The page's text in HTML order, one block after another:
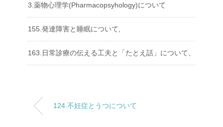
3.薬物心理学(Pharmacopsyhology)について
155.発達障害と睡眠について,
163.日常診療の伝える工夫と「たとえ話」について、
124.不妊症とうつについて